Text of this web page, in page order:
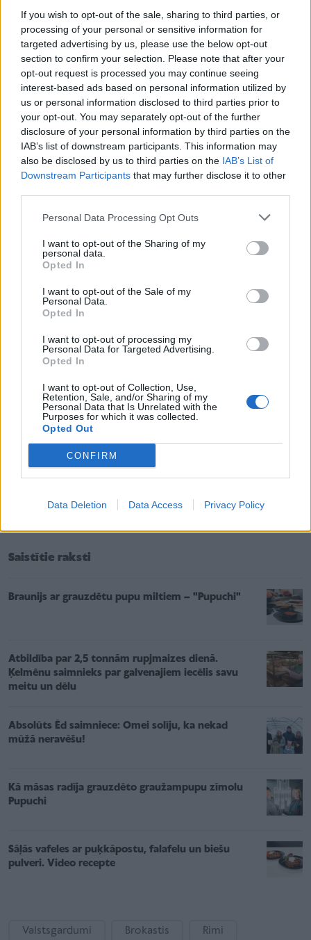
If you wish to opt-out of the sale, sharing to third parties, or
processing of your personal or sensitive information for
targeted advertising by us, please use the below opt-out
section to confirm your selection. Please note that after your
opt-out request is processed you may continue seeing
interest-based ads based on personal information utilized by
us or personal information disclosed to third parties prior to
your opt-out. You may separately opt-out of the further
disclosure of your personal information by third parties on the
IAB’s list of downstream participants. This information may
also be disclosed by us to third parties on the IAB’s List of
Downstream Participants that may further disclose it to other
Personal Data Processing Opt Outs
I want to opt-out of the Sharing of my
personal data.
Opted In
I want to opt-out of the Sale of my
Personal Data.
Opted In
I want to opt-out of processing my
Personal Data for Targeted Advertising.
Opted In
I want to opt-out of Collection, Use,
Retention, Sale, and/or Sharing of my
Personal Data that Is Unrelated with the
Purposes for which it was collected.
Opted Out
CONFIRM
Data Deletion Data Access Privacy Policy
Sastāvdaļas:
Avokado 2gb
Laims 1,5 gb
Krēmsieras 1 ēdk.
Sāls un pipari pēc garšas
Ķelmēnu rudzu maize 3 šķēles
1) Olas novāra 4min.
pusotra laima. Pievieno arī krēmsieru un pāris
šķipsnas sāls un nedaudz piparu, visu sablendē
krēmīgā masā.
3) Uz rupjmaizes šķēlēm uzsmērē avokado krēmu.
4) Pa virsu krēmām kārto vārītu olu, pārkaisa ar
garšvielām pēc izvēles, piemēram, kajēnas piparus,
redīsu mikrosalātus.
Lai gardas brokastis!
Saistītie raksti
Braunijs ar grauzdētu pupu miltiem – "Pupuchi"
Atbildība par 2,5 tonnām rupjmaizes dienā.
Ķelmēnu saimnieks par galvenajiem iecēlis savu
meitu un dēlu
Absolūts Ēd saimniece: Omei solīju, ka nekad
mūžā neravēšu!
Kā māsas radīja grauzdēto graužampupu zīmolu
Pupuchi
Sāļās vafeles ar puķkāpostu, falafelu un biešu
pulveri. Video recepte
Valstsgardumi Brokastis Rimi